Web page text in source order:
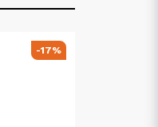
-17%